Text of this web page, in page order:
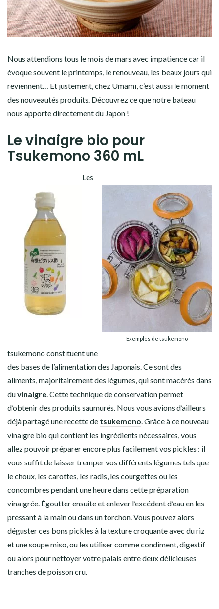
Nous attendions tous le mois de mars avec impatience car il
évoque souvent le printemps, le renouveau, les beaux jours qui
reviennent… Et justement, chez Umami, c’est aussi le moment
des nouveautés produits. Découvrez ce que notre bateau
nous apporte directement du Japon !
Le vinaigre bio pour
Tsukemono 360 mL
Exemples de tsukemono
Les
tsukemono constituent une
des bases de l’alimentation des Japonais. Ce sont des
aliments, majoritairement des légumes, qui sont macérés dans
duvinaigre . Cette technique de conservation permet
d’obtenir des produits saumurés. Nous vous avions d’ailleurs
déjà partagé une recette de tsukemono . Grâce à ce nouveau
vinaigre bio qui contient les ingrédients nécessaires, vous
allez pouvoir préparer encore plus facilement vos pickles : il
vous suffit de laisser tremper vos différents légumes tels que
le choux, les carottes, les radis, les courgettes ou les
concombres pendant une heure dans cette préparation
vinaigrée. Égoutter ensuite et enlever l’excédent d’eau en les
pressant à la main ou dans un torchon. Vous pouvez alors
déguster ces bons pickles à la texture croquante avec du riz
et une soupe miso, ou les utiliser comme condiment, digestif
ou alors pour nettoyer votre palais entre deux délicieuses
tranches de poisson cru.